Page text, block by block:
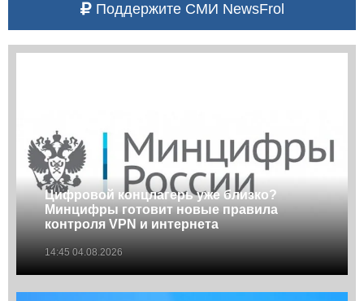
Поддержите СМИ NewsFrol
Цифровой концлагерь уже близко?
Минцифры готовит новые правила
контроля VPN и интернета
14:45 04.08.2026